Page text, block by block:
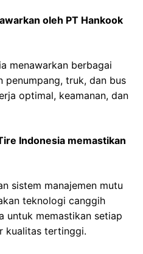
oleh PT Hankook
menawarkan berbagai
penumpang, truk, dan bus
optimal, keamanan, dan
Indonesia memastikan
sistem manajemen mutu
teknologi canggih
untuk memastikan setiap
kualitas tertinggi.